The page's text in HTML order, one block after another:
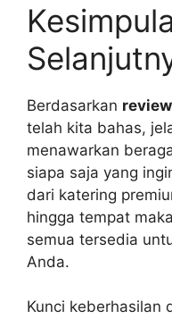
Berdasarkan
telah kita bahas,
menawarkan
siapa saja yang
dari katering
hingga tempat
semua tersedia
Anda.
Kunci keberhasilan